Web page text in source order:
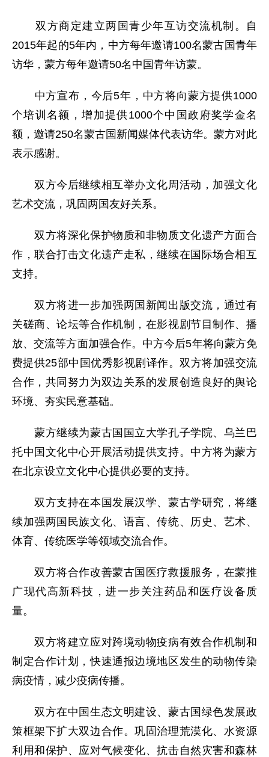
双方商定建立两国青少年互访交流机制。自
2015年起的5年内，中方每年邀请100名蒙古国青年
访华，蒙方每年邀请50名中国青年访蒙。
中方宣布，今后5年，中方将向蒙方提供1000
个培训名额，增加提供1000个中国政府奖学金名
额，邀请250名蒙古国新闻媒体代表访华。蒙方对此
表示感谢。
双方今后继续相互举办文化周活动，加强文化
艺术交流，巩固两国友好关系。
双方将深化保护物质和非物质文化遗产方面合
作，联合打击文化遗产走私，继续在国际场合相互
支持。
双方将进一步加强两国新闻出版交流，通过有
关磋商、论坛等合作机制，在影视剧节目制作、播
放、交流等方面加强合作。中方今后5年将向蒙方免
费提供25部中国优秀影视剧译作。双方将加强交流
合作，共同努力为双边关系的发展创造良好的舆论
环境、夯实民意基础。
蒙方继续为蒙古国国立大学孔子学院、乌兰巴
托中国文化中心开展活动提供支持。中方将为蒙方
在北京设立文化中心提供必要的支持。
双方支持在本国发展汉学、蒙古学研究，将继
续加强两国民族文化、语言、传统、历史、艺术、
体育、传统医学等领域交流合作。
双方将合作改善蒙古国医疗救援服务，在蒙推
广现代高新科技，进一步关注药品和医疗设备质
量。
双方将建立应对跨境动物疫病有效合作机制和
制定合作计划，快速通报边境地区发生的动物传染
病疫情，减少疫病传播。
双方在中国生态文明建设、蒙古国绿色发展政
策框架下扩大双边合作。巩固治理荒漠化、水资源
利用和保护、应对气候变化、抗击自然灾害和森林